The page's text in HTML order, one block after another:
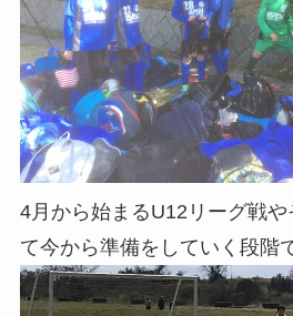
4月から始まるU12リーグ戦
て今から準備をしていく段階